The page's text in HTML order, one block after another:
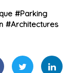
#Parking
#Architectures